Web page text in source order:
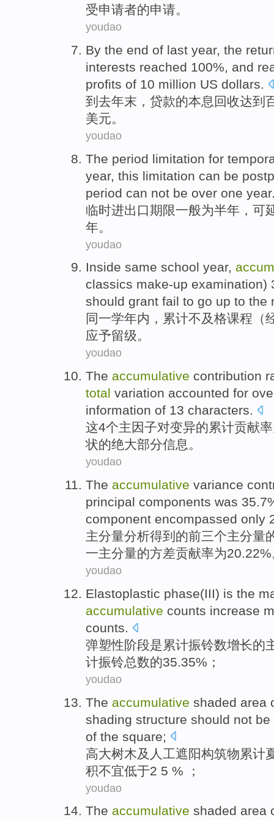
受申请者的申请。
youdao
By the end of last year, the
interests reached 100%, and
profits of 10 million US dollars.
到 去年末 ， 贷款的本息回收达到
美元。
youdao
The period limitation for
year, this limitation can be
period can not be over one year
临时进出口期限一般为半年 ， 可
年。
youdao
Inside same school year,
classics make-up examination)
should grant fail to go up to the
同一学年内 ， 累计不及格课程 （
应予留级。
youdao
The accumulative contribution
total variation accounted for
information of 13 characters.
这4个主 因子对变异的累计贡献率
状的绝大部分信息。
youdao
The accumulative variance
principal components was
component encompassed only
主分量分析得到 的前三个主分量
一主分量的方差贡献率为
youdao
Elastoplastic phase(III) is the
accumulative counts increase
counts.
弹塑性阶段是累计振铃数增长的
计振铃总数的35.35%；
youdao
The accumulative shaded area
shading structure should not be
of the square;
高大树木及 人工遮阳构筑物累计
积不宜低于2 5 % ；
youdao
The accumulative shaded area